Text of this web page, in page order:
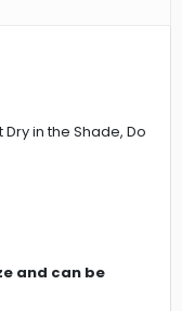
in the Shade, Do
and can be